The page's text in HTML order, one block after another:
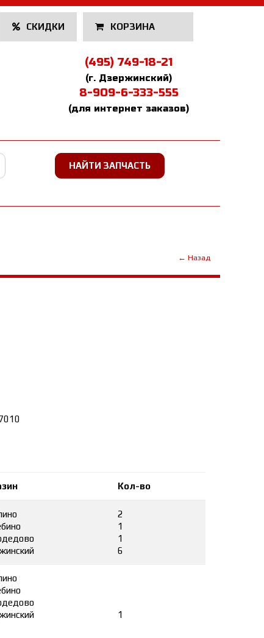
СКИДКИ КОРЗИНА
(495) 749-18-21
(г. Дзержинский)
8-909-6-333-555
(для интернет заказов)
← Назад
Кол-во
2
1
1
6
1